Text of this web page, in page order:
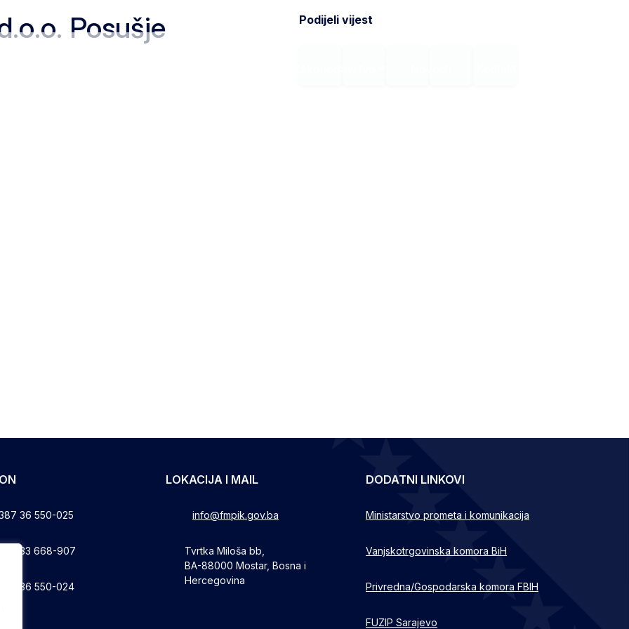
Posušje Podijeli vijest
36 550-025
33 668-907
36 550-024
LOKACIJA I MAIL
info@fmpik.gov.ba
Tvrtka Miloša bb,
BA-88000 Mostar, Bosna i
Hercegovina
DODATNI LINKOVI
Ministarstvo prometa i komunikacija
Vanjskotrgovinska komora BiH
Privredna/Gospodarska komora FBIH
FUZIP Sarajevo